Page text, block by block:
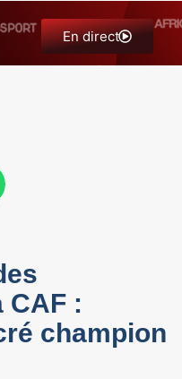
En direct
CAF :
champion